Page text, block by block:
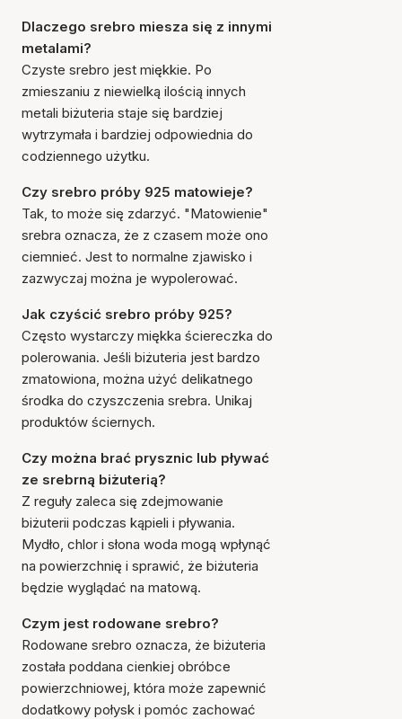
Dlaczego srebro miesza się z innymi
metalami?
Czyste srebro jest miękkie. Po
zmieszaniu z niewielką ilością innych
metali biżuteria staje się bardziej
wytrzymała i bardziej odpowiednia do
codziennego użytku.
Czy srebro próby 925 matowieje?
Tak, to może się zdarzyć. "Matowienie"
srebra oznacza, że z czasem może ono
ciemnieć. Jest to normalne zjawisko i
zazwyczaj można je wypolerować.
Jak czyścić srebro próby 925?
Często wystarczy miękka ściereczka do
polerowania. Jeśli biżuteria jest bardzo
zmatowiona, można użyć delikatnego
środka do czyszczenia srebra. Unikaj
produktów ściernych.
Czy można brać prysznic lub pływać
ze srebrną biżuterią?
Z reguły zaleca się zdejmowanie
biżuterii podczas kąpieli i pływania.
Mydło, chlor i słona woda mogą wpłynąć
na powierzchnię i sprawić, że biżuteria
będzie wyglądać na matową.
Czym jest rodowane srebro?
Rodowane srebro oznacza, że biżuteria
została poddana cienkiej obróbce
powierzchniowej, która może zapewnić
dodatkowy połysk i pomóc zachować